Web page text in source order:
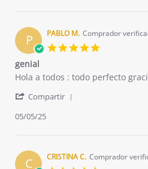
on
31
May
P PABLO M. Comprador
genial
Review
PABLO
on
review
genial
Hola a todos : todo perfecto
Compartir
on
05/05/25
C CRISTINA C. Comprador